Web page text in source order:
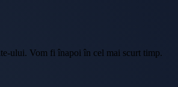
ului. Vom fi înapoi în cel mai scurt timp.